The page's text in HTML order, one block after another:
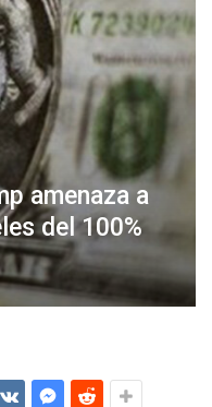
amenaza a
del 100%